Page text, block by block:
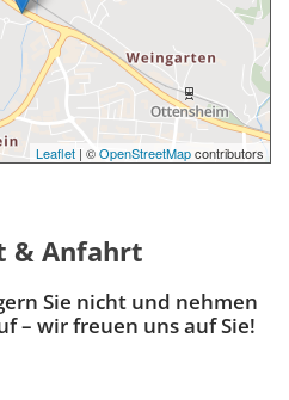
Leaflet | ©OpenStreetMapcontributors
& Anfahrt
Sie nicht und nehmen
– wir freuen uns auf Sie!